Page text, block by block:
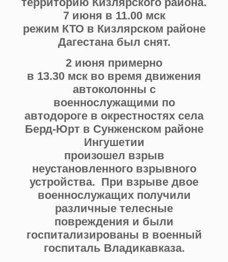
7 июня в 11.00 мск
режим КТО в Кизлярском районе
Дагестана был снят.
2 июня примерно
в 13.30 мск во время движения
автоколонны с
военнослужащими по
автодороге в окрестностях села
Берд-Юрт в Сунженском районе
Ингушетии
произошел взрыв
неустановленного взрывного
устройства. При взрыве двое
военнослужащих получили
различные телесные
повреждения и были
госпитализированы в военный
госпиталь Владикавказа.